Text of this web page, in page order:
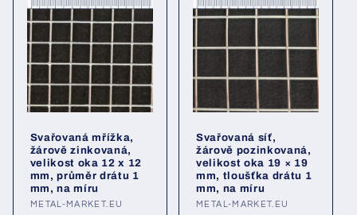
Svařovaná mřížka,
žárově zinkovaná,
velikost oka 12 x 12
mm, průměr drátu 1
mm, na míru
Poskytovatel:
METAL-MARKET.EU
Svařovaná síť,
žárově pozinkovaná,
velikost oka 19 × 19
mm, tloušťka drátu 1
mm, na míru
Poskytovatel:
METAL-MARKET.EU